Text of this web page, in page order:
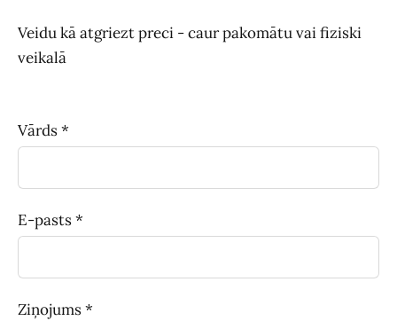
Veidu kā atgriezt preci - caur pakomātu vai fiziski
veikalā
Vārds*
E-pasts*
Ziņojums*